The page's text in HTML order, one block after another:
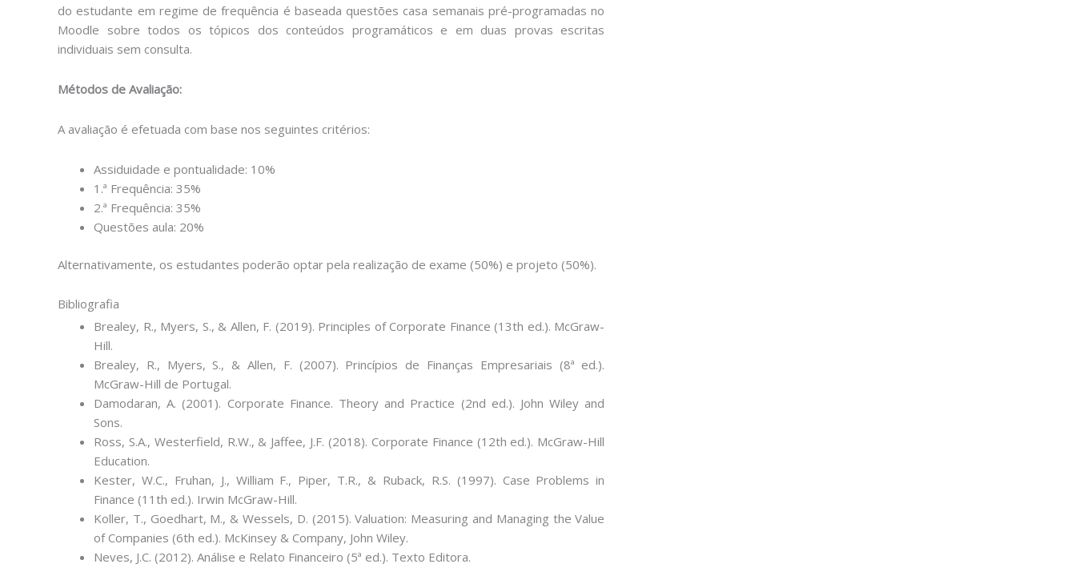
do estudante em regime de frequência é baseada questões casa semanais pré-programadas no
Moodle sobre todos os tópicos dos conteúdos programáticos e em duas provas escritas
individuais sem consulta.
Métodos de Avaliação:
A avaliação é efetuada com base nos seguintes critérios:
Assiduidade e pontualidade: 10%
1.ª Frequência: 35%
2.ª Frequência: 35%
Questões aula: 20%
Alternativamente, os estudantes poderão optar pela realização de exame (50%) e projeto (50%).
Bibliografia
Brealey, R., Myers, S., & Allen, F. (2019). Principles of Corporate Finance (13th ed.). McGraw-
Hill.
Brealey, R., Myers, S., & Allen, F. (2007). Princípios de Finanças Empresariais (8ª ed.).
McGraw-Hill de Portugal.
Damodaran, A. (2001). Corporate Finance. Theory and Practice (2nd ed.). John Wiley and
Sons.
Ross, S.A., Westerfield, R.W., & Jaffee, J.F. (2018). Corporate Finance (12th ed.). McGraw-Hill
Education.
Kester, W.C., Fruhan, J., William F., Piper, T.R., & Ruback, R.S. (1997). Case Problems in
Finance (11th ed.). Irwin McGraw-Hill.
Koller, T., Goedhart, M., & Wessels, D. (2015). Valuation: Measuring and Managing the Value
of Companies (6th ed.). McKinsey & Company, John Wiley.
Neves, J.C. (2012). Análise e Relato Financeiro (5ª ed.). Texto Editora.